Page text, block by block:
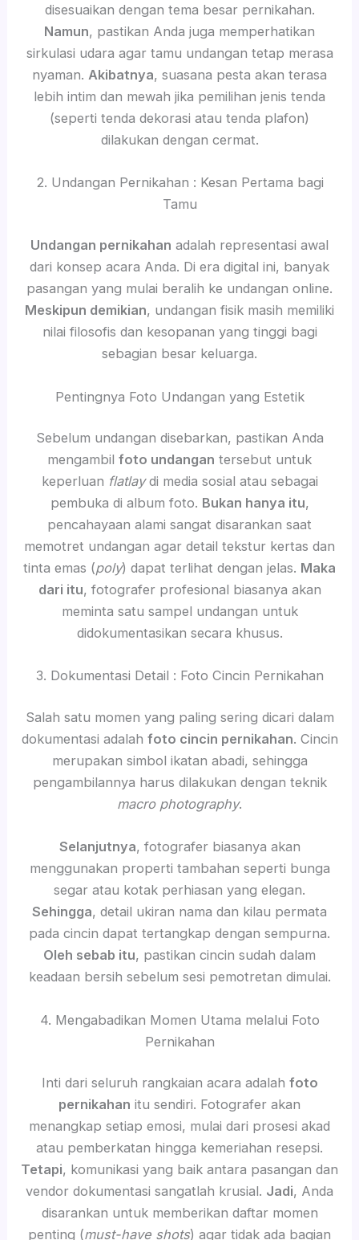
disesuaikan dengan tema besar pernikahan.
Namun, pastikan Anda juga memperhatikan
sirkulasi udara agar tamu undangan tetap merasa
nyaman. Akibatnya, suasana pesta akan terasa
lebih intim dan mewah jika pemilihan jenis tenda
(seperti tenda dekorasi atau tenda plafon)
dilakukan dengan cermat.
2. Undangan Pernikahan : Kesan Pertama bagi
Tamu
Undangan pernikahan adalah representasi awal
dari konsep acara Anda. Di era digital ini, banyak
pasangan yang mulai beralih ke undangan online.
Meskipun demikian, undangan fisik masih memiliki
nilai filosofis dan kesopanan yang tinggi bagi
sebagian besar keluarga.
Pentingnya Foto Undangan yang Estetik
Sebelum undangan disebarkan, pastikan Anda
mengambil foto undangan tersebut untuk
keperluan flatlaydi media sosial atau sebagai
pembuka di album foto. Bukan hanya itu,
pencahayaan alami sangat disarankan saat
memotret undangan agar detail tekstur kertas dan
tinta emas (poly) dapat terlihat dengan jelas. Maka
dari itu, fotografer profesional biasanya akan
meminta satu sampel undangan untuk
didokumentasikan secara khusus.
3. Dokumentasi Detail : Foto Cincin Pernikahan
Salah satu momen yang paling sering dicari dalam
dokumentasi adalah foto cincin pernikahan. Cincin
merupakan simbol ikatan abadi, sehingga
pengambilannya harus dilakukan dengan teknik
macro photography.
Selanjutnya, fotografer biasanya akan
menggunakan properti tambahan seperti bunga
segar atau kotak perhiasan yang elegan.
Sehingga, detail ukiran nama dan kilau permata
pada cincin dapat tertangkap dengan sempurna.
Oleh sebab itu, pastikan cincin sudah dalam
keadaan bersih sebelum sesi pemotretan dimulai.
4. Mengabadikan Momen Utama melalui Foto
Pernikahan
Inti dari seluruh rangkaian acara adalah foto
pernikahan itu sendiri. Fotografer akan
menangkap setiap emosi, mulai dari prosesi akad
atau pemberkatan hingga kemeriahan resepsi.
Tetapi, komunikasi yang baik antara pasangan dan
vendor dokumentasi sangatlah krusial. Jadi, Anda
disarankan untuk memberikan daftar momen
penting (must-have shots) agar tidak ada bagian